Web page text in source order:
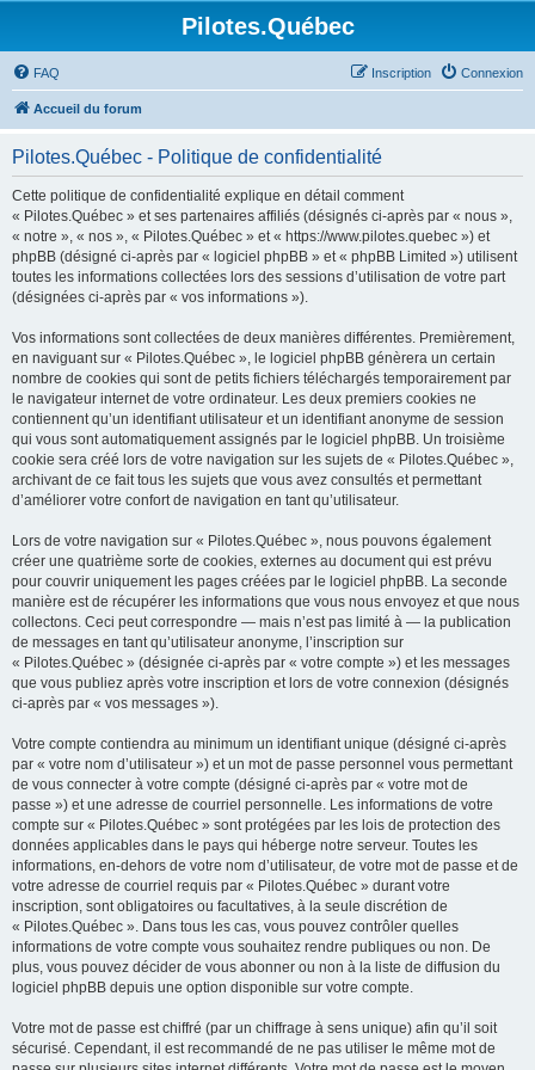
Pilotes.Québec
FAQ Connexion
Inscription
Accueil du forum
Pilotes.Québec - Politique de confidentialité
Cette politique de confidentialité explique en détail comment
« Pilotes.Québec » et ses partenaires affiliés (désignés ci-après par « nous »,
« notre », « nos », « Pilotes.Québec » et « https://www.pilotes.quebec ») et
phpBB (désigné ci-après par « logiciel phpBB » et « phpBB Limited ») utilisent
toutes les informations collectées lors des sessions d’utilisation de votre part
(désignées ci-après par « vos informations »).
Vos informations sont collectées de deux manières différentes. Premièrement,
en naviguant sur « Pilotes.Québec », le logiciel phpBB génèrera un certain
nombre de cookies qui sont de petits fichiers téléchargés temporairement par
le navigateur internet de votre ordinateur. Les deux premiers cookies ne
contiennent qu’un identifiant utilisateur et un identifiant anonyme de session
qui vous sont automatiquement assignés par le logiciel phpBB. Un troisième
cookie sera créé lors de votre navigation sur les sujets de « Pilotes.Québec »,
archivant de ce fait tous les sujets que vous avez consultés et permettant
d’améliorer votre confort de navigation en tant qu’utilisateur.
Lors de votre navigation sur « Pilotes.Québec », nous pouvons également
créer une quatrième sorte de cookies, externes au document qui est prévu
pour couvrir uniquement les pages créées par le logiciel phpBB. La seconde
manière est de récupérer les informations que vous nous envoyez et que nous
collectons. Ceci peut correspondre — mais n’est pas limité à — la publication
de messages en tant qu’utilisateur anonyme, l’inscription sur
« Pilotes.Québec » (désignée ci-après par « votre compte ») et les messages
que vous publiez après votre inscription et lors de votre connexion (désignés
ci-après par « vos messages »).
Votre compte contiendra au minimum un identifiant unique (désigné ci-après
par « votre nom d’utilisateur ») et un mot de passe personnel vous permettant
de vous connecter à votre compte (désigné ci-après par « votre mot de
passe ») et une adresse de courriel personnelle. Les informations de votre
compte sur « Pilotes.Québec » sont protégées par les lois de protection des
données applicables dans le pays qui héberge notre serveur. Toutes les
informations, en-dehors de votre nom d’utilisateur, de votre mot de passe et de
votre adresse de courriel requis par « Pilotes.Québec » durant votre
inscription, sont obligatoires ou facultatives, à la seule discrétion de
« Pilotes.Québec ». Dans tous les cas, vous pouvez contrôler quelles
informations de votre compte vous souhaitez rendre publiques ou non. De
plus, vous pouvez décider de vous abonner ou non à la liste de diffusion du
logiciel phpBB depuis une option disponible sur votre compte.
Votre mot de passe est chiffré (par un chiffrage à sens unique) afin qu’il soit
sécurisé. Cependant, il est recommandé de ne pas utiliser le même mot de